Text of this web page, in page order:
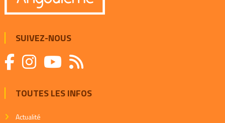
SUIVEZ-NOUS
TOUTES LES INFOS
Actualité